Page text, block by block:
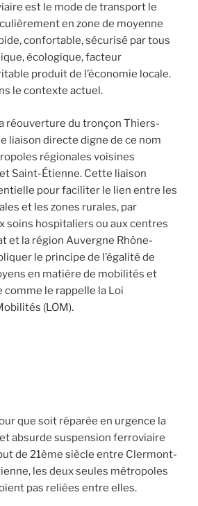
est le mode de transport le
en zone de moyenne
confortable, sécurisé par tous
écologique, facteur
produit de l’économie locale.
le contexte actuel.
réouverture du tronçon Thiers-
liaison directe digne de ce nom
régionales voisines
Saint-Étienne. Cette liaison
pour faciliter le lien entre les
et les zones rurales, par
soins hospitaliers ou aux centres
et la région Auvergne Rhône-
le principe de l’égalité de
en matière de mobilités et
comme le rappelle la Loi
(LOM).
que soit réparée en urgence la
absurde suspension ferroviaire
de 21ème siècle entre Clermont-
les deux seules métropoles
pas reliées entre elles.